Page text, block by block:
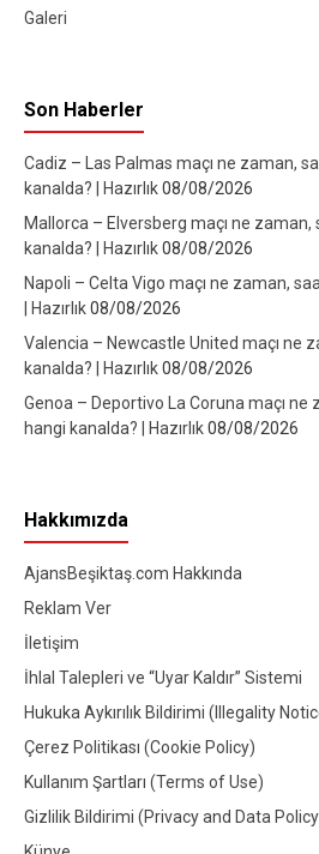
Galeri
Son Haberler
Cadiz – Las Palmas maçı ne zaman,
kanalda? | Hazırlık08/08/2026
Mallorca – Elversberg maçı ne
kanalda? | Hazırlık08/08/2026
Napoli – Celta Vigo maçı ne zaman,
| Hazırlık08/08/2026
Valencia – Newcastle United maçı ne
kanalda? | Hazırlık08/08/2026
Genoa – Deportivo La Coruna maçı ne
hangi kanalda? | Hazırlık08/08/2026
Hakkımızda
AjansBeşiktaş.com Hakkında
Reklam Ver
İletişim
İhlal Talepleri ve “Uyar Kaldır” Sistemi
Hukuka Aykırılık Bildirimi (Illegality
Çerez Politikası (Cookie Policy)
Kullanım Şartları (Terms of Use)
Gizlilik Bildirimi (Privacy and Data